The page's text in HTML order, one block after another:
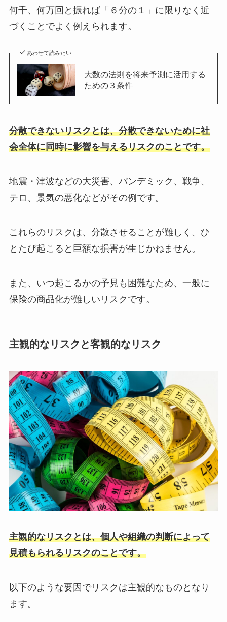
何千、何万回と振れば「６分の１」に限りなく近
づくことでよく例えられます。
あわせて読みたい
大数の法則を将来予測に活用する
ための３条件
分散できないリスクとは、分散できないために社
会全体に同時に影響を与えるリスクのことです。
地震・津波などの大災害、パンデミック、戦争、
テロ、景気の悪化などがその例です。
これらのリスクは、分散させることが難しく、ひ
とたび起こると巨額な損害が生じかねません。
また、いつ起こるかの予見も困難なため、一般に
保険の商品化が難しいリスクです。
主観的なリスクと客観的なリスク
主観的なリスクとは、個人や組織の判断によって
見積もられるリスクのことです。
以下のような要因でリスクは主観的なものとなり
ます。